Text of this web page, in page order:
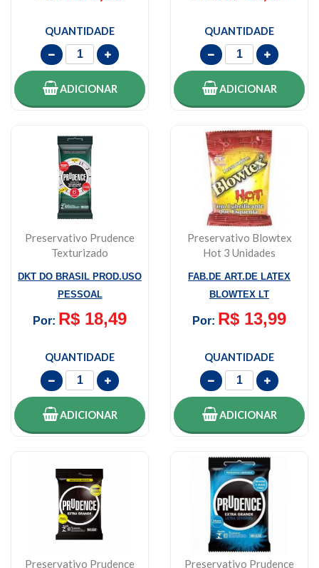
QUANTIDADE
ADICIONAR
QUANTIDADE
ADICIONAR
Preservativo Prudence
Texturizado
Unid...
DKT DO BRASIL PROD.USO
PESSOAL
Por: R$ 18,49
QUANTIDADE
ADICIONAR
Preservativo Blowtex
Hot 3 Unidades
FAB.DE ART.DE LATEX
BLOWTEX LT
Por: R$ 13,99
QUANTIDADE
ADICIONAR
Preservativo Prudence
Preservativo Prudence